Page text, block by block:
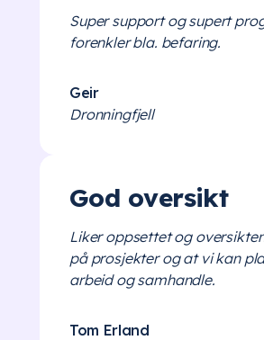
Super support og supert
forenkler bla. befaring.
Geir
Dronningfjell
God oversikt
Liker oppsettet og
på prosjekter og at vi kan
arbeid og samhandle.
Tom Erland